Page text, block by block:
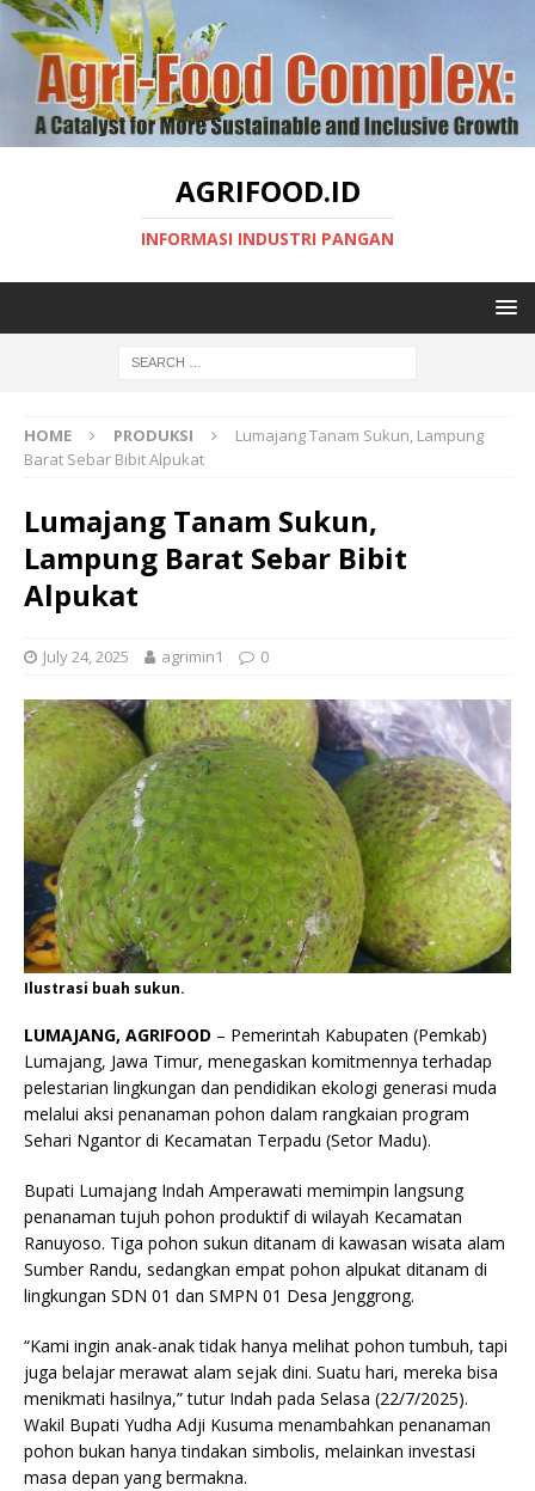
AGRIFOOD.ID
INFORMASI INDUSTRI PANGAN
HOME PRODUKSI
Lumajang Tanam Sukun, Lampung
Barat Sebar Bibit Alpukat
Lumajang Tanam Sukun,
Lampung Barat Sebar Bibit
Alpukat
July 24, 2025 agrimin1 0
Ilustrasi buah sukun.
LUMAJANG, AGRIFOOD – Pemerintah Kabupaten (Pemkab)
Lumajang, Jawa Timur, menegaskan komitmennya terhadap
pelestarian lingkungan dan pendidikan ekologi generasi muda
melalui aksi penanaman pohon dalam rangkaian program
Sehari Ngantor di Kecamatan Terpadu (Setor Madu).
Bupati Lumajang Indah Amperawati memimpin langsung
penanaman tujuh pohon produktif di wilayah Kecamatan
Ranuyoso. Tiga pohon sukun ditanam di kawasan wisata alam
Sumber Randu, sedangkan empat pohon alpukat ditanam di
lingkungan SDN 01 dan SMPN 01 Desa Jenggrong.
“Kami ingin anak-anak tidak hanya melihat pohon tumbuh, tapi
juga belajar merawat alam sejak dini. Suatu hari, mereka bisa
menikmati hasilnya,” tutur Indah pada Selasa (22/7/2025).
Wakil Bupati Yudha Adji Kusuma menambahkan penanaman
pohon bukan hanya tindakan simbolis, melainkan investasi
masa depan yang bermakna.